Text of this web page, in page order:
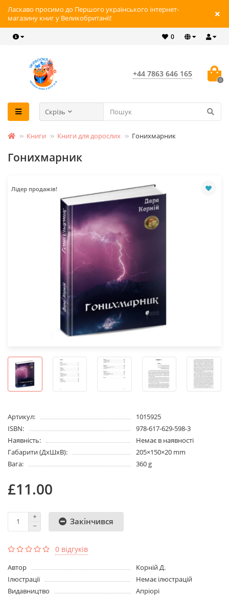
Ласкаво просимо до Першого українського інтернет-
магазину книг у Великобританії!
0
+44 7863 646 165
0
Скрізь
Книги Книги для дорослих Гонихмарник
Гонихмарник
Лідер продажів!
Артикул:
1015925
ISBN:
978-617-629-598-3
Наявність:
Немає в наявності
Габарити (ДхШхВ):
205×150×20 mm
Вага:
360 g
£11.00
Закінчився
0 відгуків
Aвтор
Корній Д.
Ілюстрації
Немає ілюстрацій
Видавництво
Апріорі